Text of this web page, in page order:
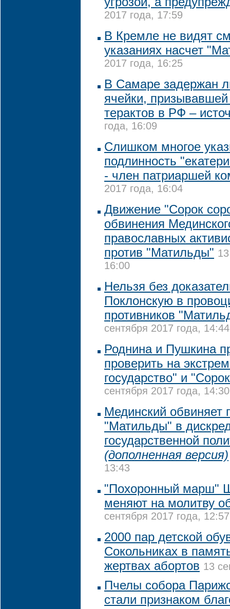
2017 года, 17:59
В Кремле не видят
указаниях насчет
2017 года, 16:25
В Самаре задержан
ячейки,
терактов в РФ –
года, 16:09
Слишком многое
подлинность
- член патриаршей
2017 года, 16:04
Движение "Сорок
обвинения
православных
против "Матильды"
16:00
Нельзя без
Поклонскую в
противников
сентября 2017 года, 14:44
Роднина и Пушкина
проверить на
государство" и
сентября 2017 года, 14:30
Мединский обвиняет
"Матильды" в
государственной
(дополненная версия)
13:43
"Похоронный марш"
меняют на молитву
сентября 2017 года, 12:57
2000 пар детской
Сокольниках в
жертвах абортов 13
Пчелы собора
стали признаком